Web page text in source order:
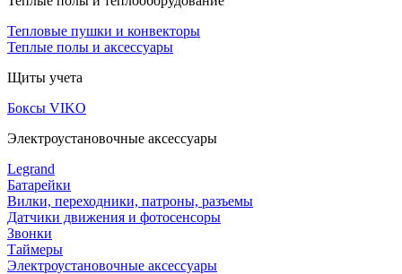
Тепловые пушки и конвекторы
Теплые полы и аксессуары
Щиты учета
Боксы VIKO
Электроустановочные аксессуары
Legrand
Батарейки
Вилки, переходники, патроны, разъемы
Датчики движения и фотосенсоры
Звонки
Таймеры
Электроустановочные аксессуары